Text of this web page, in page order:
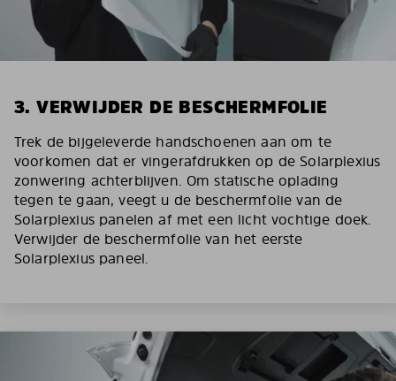
3. VERWIJDER DE BESCHERMFOLIE
Trek de bijgeleverde handschoenen aan om te
voorkomen dat er vingerafdrukken op de Solarplexius
zonwering achterblijven. Om statische oplading
tegen te gaan, veegt u de beschermfolie van de
Solarplexius panelen af met een licht vochtige doek.
Verwijder de beschermfolie van het eerste
Solarplexius paneel.